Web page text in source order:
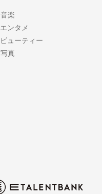
音楽
エンタメ
ビューティー
写真